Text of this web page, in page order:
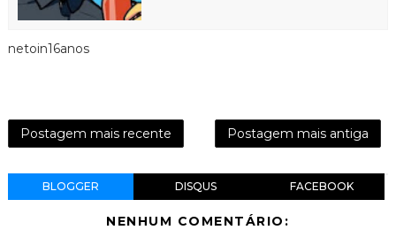
netoin16anos
Postagem mais recente Postagem mais antiga
BLOGGER DISQUS FACEBOOK
NENHUM COMENTÁRIO: